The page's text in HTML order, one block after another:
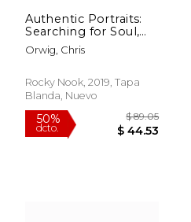
Authentic Portraits:
Searching for Soul,
Significance, and
Depth (en Inglés)
Orwig, Chris
Rocky Nook, 2019, Tapa
Blanda, Nuevo